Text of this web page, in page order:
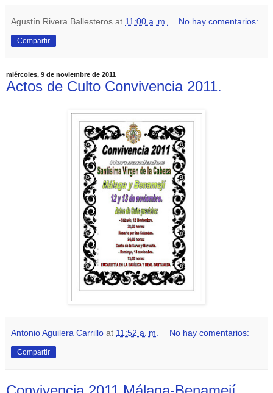
Agustín Rivera Ballesteros at 11:00 a. m. No hay comentarios:
Compartir
miércoles, 9 de noviembre de 2011
Actos de Culto Convivencia 2011.
Antonio Aguilera Carrillo at 11:52 a. m. No hay comentarios:
Compartir